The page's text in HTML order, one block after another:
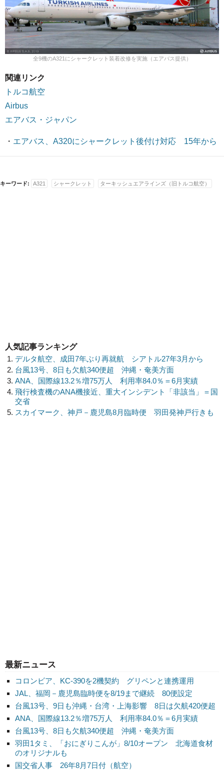
最新ニュース
コロンビア、KC-390を2機契約 グリペンと連携運用
JAL、福岡－鹿児島臨時便を8/19まで継続 80便設定
台風13号、9日も沖縄・台湾・上海影響 8日は欠航420便超
ANA、国際線13.2％増75万人 利用率84.0％＝6月実績
台風13号、8日も欠航340便超 沖縄・奄美方面
羽田1タミ、「おにぎりこんが」8/10オープン 北海道食材
のオリジナルも
国交省人事 26年8月7日付（航空）
全9機のA321にシャークレット装着改修を実施（エアバス提供）
関連リンク
トルコ航空
Airbus
エアバス・ジャパン
・ エアバス、A320にシャークレット後付け対応 15年から
キーワード: A321 シャークレット ターキッシュエアラインズ（旧トルコ航空）
人気記事ランキング
デルタ航空、成田7年ぶり再就航 シアトル27年3月から
台風13号、8日も欠航340便超 沖縄・奄美方面
ANA、国際線13.2％増75万人 利用率84.0％＝6月実績
飛行検査機のANA機接近、重大インシデント「非該当」＝国
交省
スカイマーク、神戸－鹿児島8月臨時便 羽田発神戸行きも